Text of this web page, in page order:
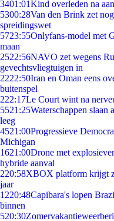
3401:01Kind overleden na
5300:28Van den Brink zet
spreidingswet
5723:55Onlyfans-model met
maan
2522:56NAVO zet wegens
gevechtsvliegtuigen in
2222:50Iran en Oman eens
buitenspel
222:17Le Court wint na
5521:25Waterschappen slaan
leeg
4521:00Progressieve
Michigan
1621:00Drone met
hybride aanval
220:58XBOX platform krijgt
jaar
1220:48Capibara's lopen
binnen
520:30